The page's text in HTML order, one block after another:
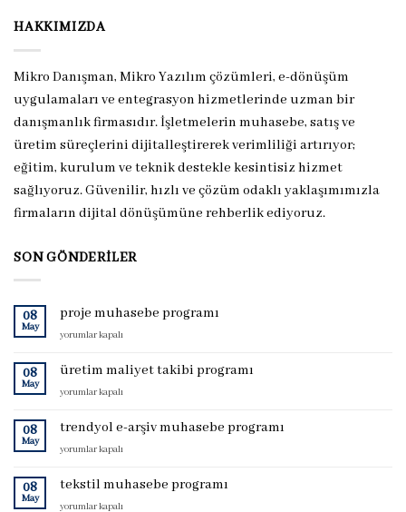
HAKKIMIZDA
Mikro Danışman, Mikro Yazılım çözümleri, e-dönüşüm
uygulamaları ve entegrasyon hizmetlerinde uzman bir
danışmanlık firmasıdır. İşletmelerin muhasebe, satış ve
üretim süreçlerini dijitalleştirerek verimliliği artırıyor;
eğitim, kurulum ve teknik destekle kesintisiz hizmet
sağlıyoruz. Güvenilir, hızlı ve çözüm odaklı yaklaşımımızla
firmaların dijital dönüşümüne rehberlik ediyoruz.
SON GÖNDERILER
08
May
proje muhasebe programı
proje
programı
yorumlar kapalı
08
May
üretim maliyet takibi programı
üretim
takibi
için
yorumlar kapalı
08
May
trendyol e-arşiv muhasebe programı
trendyol
arşiv
yorumlar kapalı
08
May
tekstil muhasebe programı
tekstil
yorumlar kapalı